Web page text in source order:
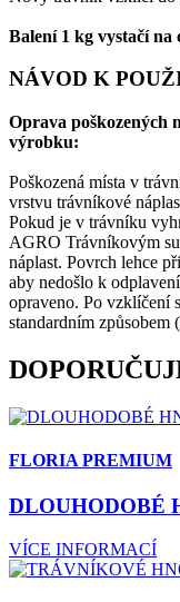
Balení 1 kg vystačí na
NÁVOD K
Oprava poškozených
výrobku:
Poškozená místa v
vrstvu trávníkové
Pokud je v trávníku
AGRO Trávníkovým
náplast. Povrch lehce
aby nedošlo k
opraveno. Po vzklíčení
standardním způsobem
FLORIA PREMIUM
DLOUHODOBÉ
VÍCE INFORMACÍ